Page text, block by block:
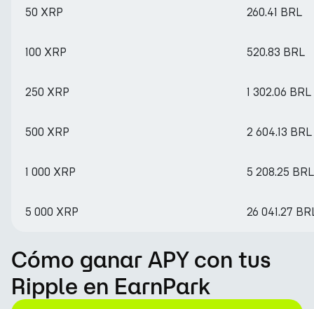
50 XRP 260.41 BRL
100 XRP 520.83 BRL
250 XRP 1 302.06 BRL
500 XRP 2 604.13 BRL
1 000 XRP 5 208.25 BRL
5 000 XRP 26 041.27
Cómo ganar APY con tus
Ripple en EarnPark